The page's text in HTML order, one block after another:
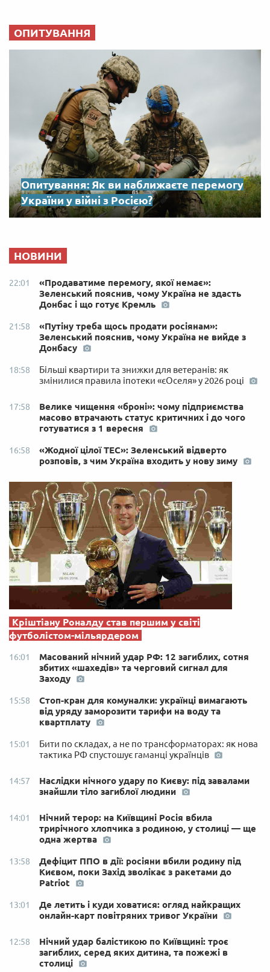
ОПИТУВАННЯ
Опитування: Як ви наближаєте перемогу
України у війні з Росією?
НОВИНИ
22:01
«Продаватиме перемогу, якої немає»:
Зеленський пояснив, чому Україна не здасть
Донбас і що готує Кремль
21:58
«Путіну треба щось продати росіянам»:
Зеленський пояснив, чому Україна не вийде з
Донбасу
18:58
Більші квартири та знижки для ветеранів: як
змінилися правила іпотеки «єОселя» у 2026 році
17:58
Велике чищення «броні»: чому підприємства
масово втрачають статус критичних і до чого
готуватися з 1 вересня
16:58
«Жодної цілої ТЕС»: Зеленський відверто
розповів, з чим Україна входить у нову зиму
Кріштіану Роналду став першим у світі
футболістом-мільярдером
16:01
Масований нічний удар РФ: 12 загиблих, сотня
збитих «шахедів» та черговий сигнал для
Заходу
15:58
Стоп-кран для комуналки: українці вимагають
від уряду заморозити тарифи на воду та
квартплату
15:01
Бити по складах, а не по трансформаторах: як нова
тактика РФ спустошує гаманці українців
14:57
Наслідки нічного удару по Києву: під завалами
знайшли тіло загиблої людини
14:01
Нічний терор: на Київщині Росія вбила
трирічного хлопчика з родиною, у столиці — ще
одна жертва
13:58
Дефіцит ППО в дії: росіяни вбили родину під
Києвом, поки Захід зволікає з ракетами до
Patriot
13:01
Де летить і куди ховатися: огляд найкращих
онлайн-карт повітряних тривог України
12:58
Нічний удар балістикою по Київщині: троє
загиблих, серед яких дитина, та пожежі в
столиці